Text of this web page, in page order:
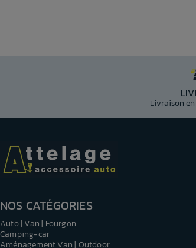
Livraison
NOS CATÉGORIES
Auto | Van | Fourgon
Camping-car
Aménagement Van | Outdoor